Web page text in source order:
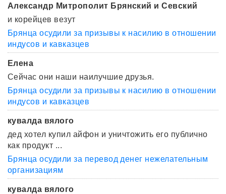
Александр Митрополит Брянский и Севский
и корейцев везут
Брянца осудили за призывы к насилию в отношении
индусов и кавказцев
Елена
Сейчас они наши наилучшие друзья.
Брянца осудили за призывы к насилию в отношении
индусов и кавказцев
кувалда вялого
дед хотел купил айфон и уничтожить его публично
как продукт ...
Брянца осудили за перевод денег нежелательным
организациям
кувалда вялого